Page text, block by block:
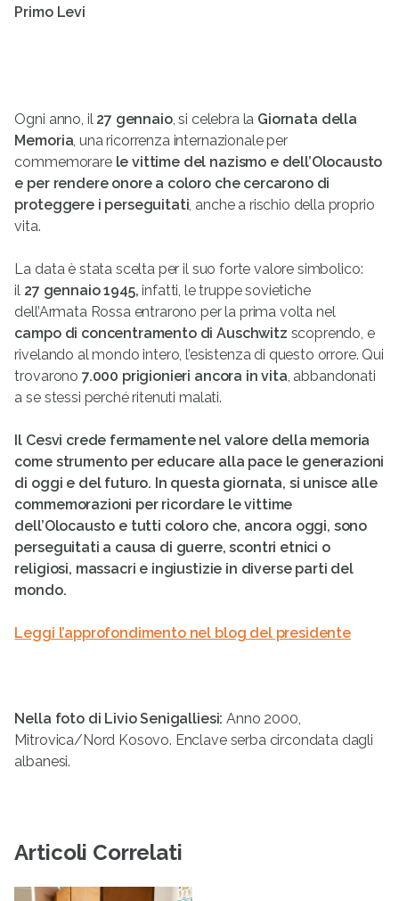
Primo Levi
Ogni anno, il 27 gennaio, si celebra la Giornata della
Memoria, una ricorrenza internazionale per
commemorare le vittime del nazismo e dell’Olocausto
e per rendere onore a coloro che cercarono di
proteggere i perseguitati, anche a rischio della proprio
vita.
La data è stata scelta per il suo forte valore simbolico:
il 27 gennaio 1945, infatti, le truppe sovietiche
dell’Armata Rossa entrarono per la prima volta nel
campo di concentramento di Auschwitz scoprendo, e
rivelando al mondo intero, l’esistenza di questo orrore. Qui
trovarono 7.000 prigionieri ancora in vita, abbandonati
a se stessi perché ritenuti malati.
Il Cesvi crede fermamente nel valore della memoria
come strumento per educare alla pace le generazioni
di oggi e del futuro. In questa giornata, si unisce alle
commemorazioni per ricordare le vittime
dell’Olocausto e tutti coloro che, ancora oggi, sono
perseguitati a causa di guerre, scontri etnici o
religiosi, massacri e ingiustizie in diverse parti del
mondo.
Leggi l’approfondimento nel blog del presidente
Nella foto di Livio Senigalliesi: Anno 2000,
Mitrovica/Nord Kosovo. Enclave serba circondata dagli
albanesi.
Articoli Correlati